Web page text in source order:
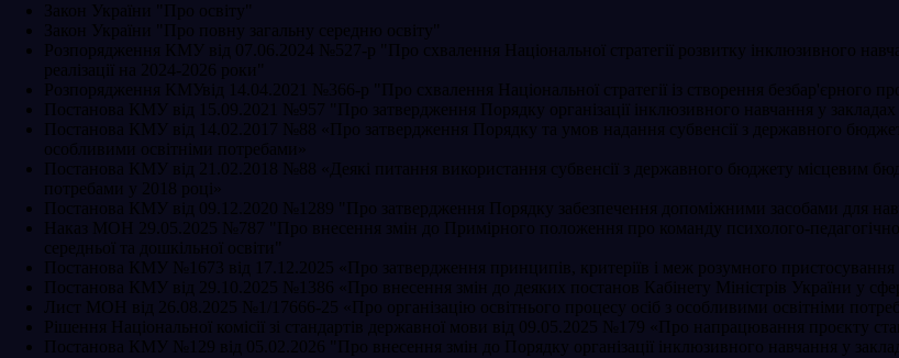
Закон України "Про освіту"
Закон України "Про повну загальну середню освіту"
Розпорядження КМУ від 07.06.2024 №527-р "Про схвалення Національної стратегії розвитку інклюзивного
реалізації на 2024-2026 роки"
Розпорядження КМУвід 14.04.2021 №366-р "Про схвалення Національної стратегії із створення безбар'єрного
Постанова КМУ від 15.09.2021 №957 "Про затвердження Порядку організації інклюзивного навчання у закладах
Постанова КМУ від 14.02.2017 №88 «Про затвердження Порядку та умов надання субвенсії з державного
особливими освітніми потребами»
Постанова КМУ від 21.02.2018 №88 «Деякі питання використання субвенсії з державного бюджету місцевим
потребами у 2018 році»
Постанова КМУ від 09.12.2020 №1289 "Про затвердження Порядку забезпечення допоміжними засобами для
Наказ МОН 29.05.2025 №787 "Про внесення змін до Примірного положення про команду психолого-
середньої та дошкільної освіти"
Постанова КМУ №1673 від 17.12.2025 «Про затвердження принципів, критеріїв і меж розумного пристосування
Постанова КМУ від 29.10.2025 №1386 «Про внесення змін до деяких постанов Кабінету Міністрів України у
Лист МОН від 26.08.2025 №1/17666-25 «Про організацію освітнього процесу осіб з особливими освітніми
Рішення Національної комісії зі стандартів державної мови від 09.05.2025 №179 «Про напрацювання проєкту
Постанова КМУ №129 від 05.02.2026 "Про внесення змін до Порядку організації інклюзивного навчання у